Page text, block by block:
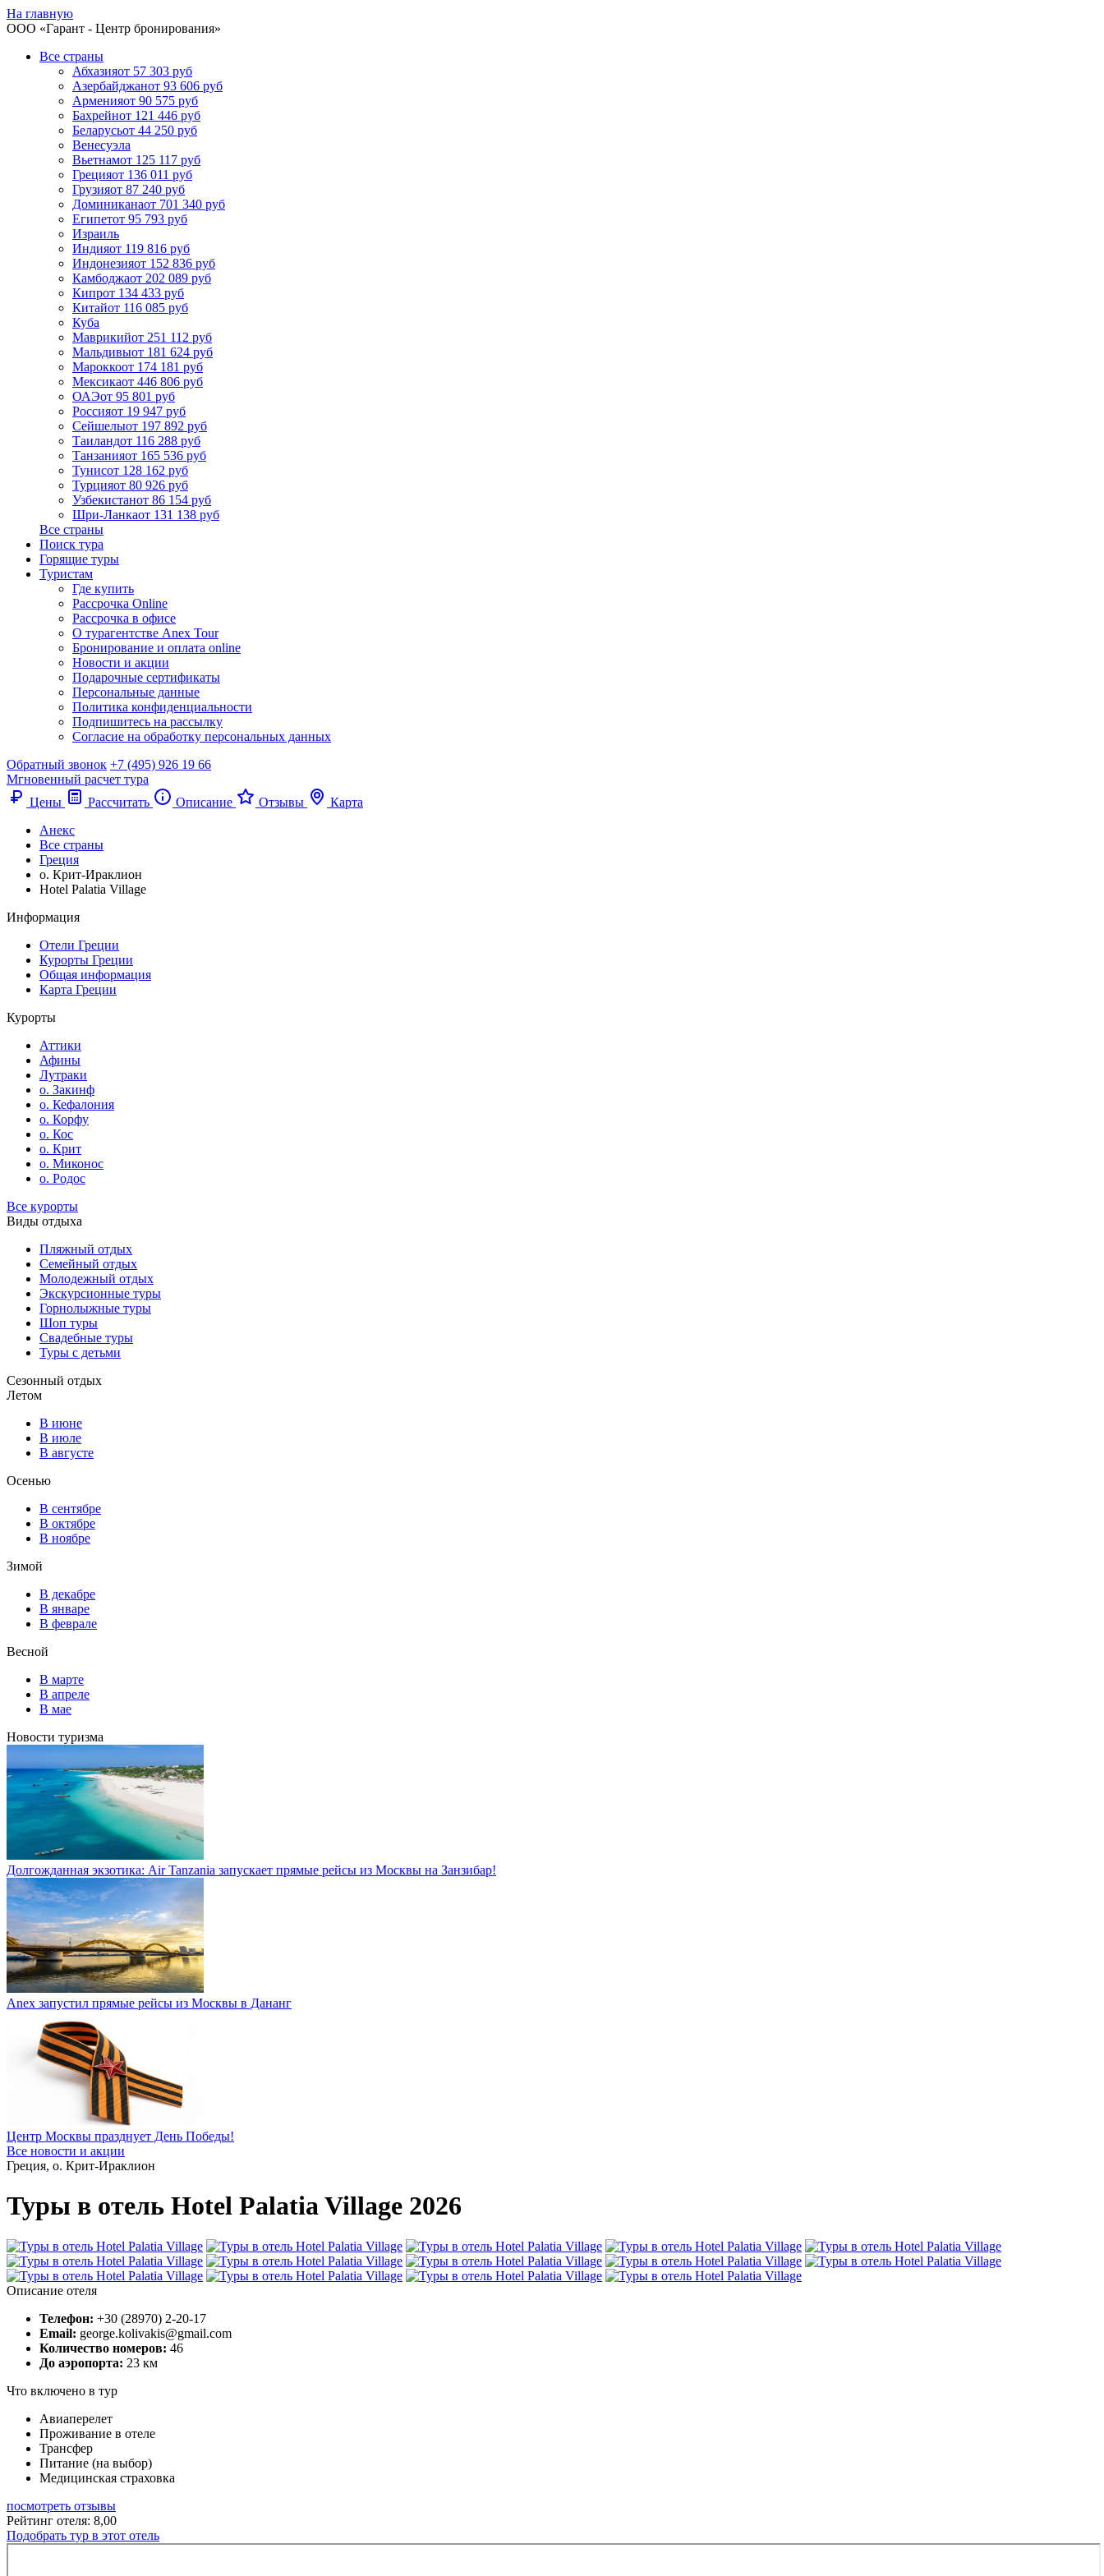
На главную
ООО «Гарант - Центр бронирования»
Все страны
Абхазияот 57 303 руб
Азербайджанот 93 606 руб
Арменияот 90 575 руб
Бахрейнот 121 446 руб
Беларусьот 44 250 руб
Венесуэла
Вьетнамот 125 117 руб
Грецияот 136 011 руб
Грузияот 87 240 руб
Доминиканаот 701 340 руб
Египетот 95 793 руб
Израиль
Индияот 119 816 руб
Индонезияот 152 836 руб
Камбоджаот 202 089 руб
Кипрот 134 433 руб
Китайот 116 085 руб
Куба
Маврикийот 251 112 руб
Мальдивыот 181 624 руб
Мароккоот 174 181 руб
Мексикаот 446 806 руб
ОАЭот 95 801 руб
Россияот 19 947 руб
Сейшелыот 197 892 руб
Таиландот 116 288 руб
Танзанияот 165 536 руб
Тунисот 128 162 руб
Турцияот 80 926 руб
Узбекистанот 86 154 руб
Шри-Ланкаот 131 138 руб
Все страны
Поиск тура
Горящие туры
Туристам
Где купить
Рассрочка Online
Рассрочка в офисе
О турагентстве Anex Tour
Бронирование и оплата online
Новости и акции
Подарочные сертификаты
Персональные данные
Политика конфиденциальности
Подпишитесь на рассылку
Согласие на обработку персональных данных
Обратный звонок +7 (495) 926 19 66
Мгновенный расчет тура
Цены
Рассчитать Описание Отзывы
Карта
Анекс
Все страны
Греция
о. Крит-Ираклион
Hotel Palatia Village
Информация
Отели Греции
Курорты Греции
Общая информация
Карта Греции
Курорты
Аттики
Афины
Лутраки
о. Закинф
о. Кефалония
о. Корфу
о. Кос
о. Крит
о. Миконос
о. Родос
Все курорты
Виды отдыха
Пляжный отдых
Семейный отдых
Молодежный отдых
Экскурсионные туры
Горнолыжные туры
Шоп туры
Свадебные туры
Туры с детьми
Сезонный отдых
Летом
В июне
В июле
В августе
Осенью
В сентябре
В октябре
В ноябре
Зимой
В декабре
В январе
В феврале
Весной
В марте
В апреле
В мае
Новости туризма
Долгожданная экзотика: Air Tanzania запускает прямые рейсы из Москвы на Занзибар!
Anex запустил прямые рейсы из Москвы в Дананг
Центр Москвы празднует День Победы!
Все новости и акции
Греция, о. Крит-Ираклион
Туры в отель Hotel Palatia Village 2026
Описание отеля
Телефон: +30 (28970) 2-20-17
Email: george.kolivakis@gmail.com
Количество номеров: 46
До аэропорта: 23 км
Что включено в тур
Авиаперелет
Проживание в отеле
Трансфер
Питание (на выбор)
Медицинская страховка
посмотреть отзывы
Рейтинг отеля: 8,00
Подобрать тур в этот отель